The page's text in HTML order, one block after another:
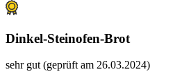
Dinkel-Steinofen-Brot
sehr gut (geprüft am 26.03.2024)